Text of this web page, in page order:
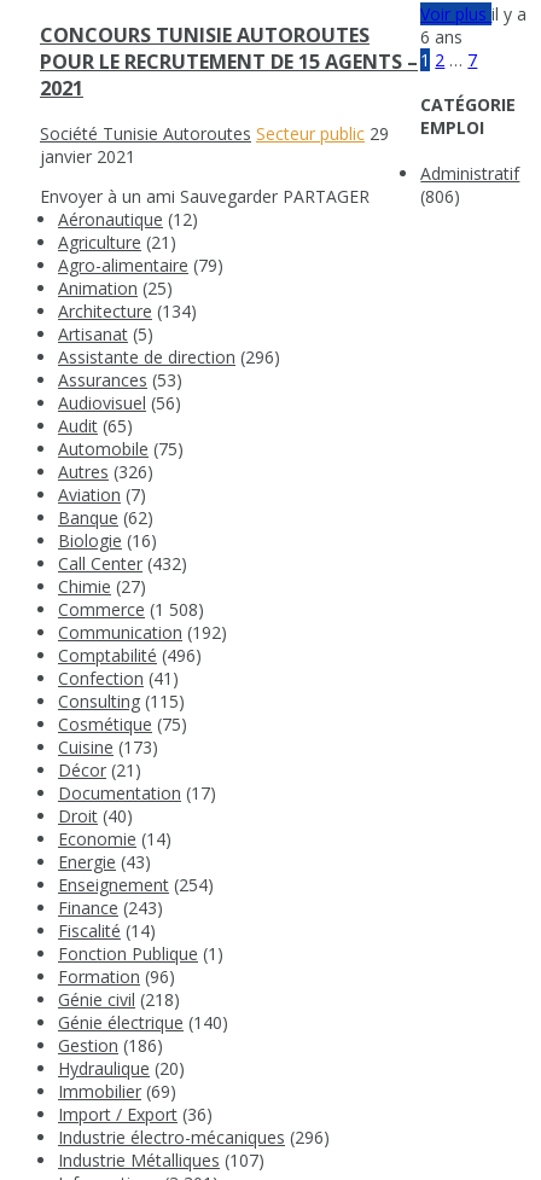
CONCOURS TUNISIE AUTOROUTES
POUR LE RECRUTEMENT DE 15 AGENTS –
2021
Société Tunisie Autoroutes Secteur public 29
janvier 2021
Envoyer à un ami Sauvegarder PARTAGER
Voir plusil y a
6 ans
1 2 … 7
CATÉGORIE
EMPLOI
Administratif
(806)
Aéronautique (12)
Agriculture (21)
Agro-alimentaire (79)
Animation (25)
Architecture (134)
Artisanat (5)
Assistante de direction (296)
Assurances (53)
Audiovisuel (56)
Audit (65)
Automobile (75)
Autres (326)
Aviation (7)
Banque (62)
Biologie (16)
Call Center (432)
Chimie (27)
Commerce (1 508)
Communication (192)
Comptabilité (496)
Confection (41)
Consulting (115)
Cosmétique (75)
Cuisine (173)
Décor (21)
Documentation (17)
Droit (40)
Economie (14)
Energie (43)
Enseignement (254)
Finance (243)
Fiscalité (14)
Fonction Publique (1)
Formation (96)
Génie civil (218)
Génie électrique (140)
Gestion (186)
Hydraulique (20)
Immobilier (69)
Import / Export (36)
Industrie électro-mécaniques (296)
Industrie Métalliques (107)